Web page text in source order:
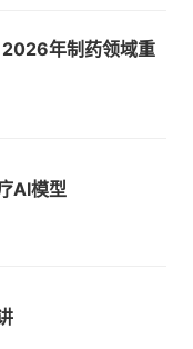
年制药领域重
AI模型